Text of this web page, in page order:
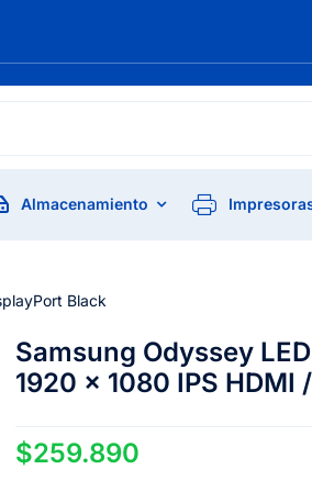
Almacenamiento
Black
Samsung Odyssey
1920 x 1080 IPS HDMI
$259.890